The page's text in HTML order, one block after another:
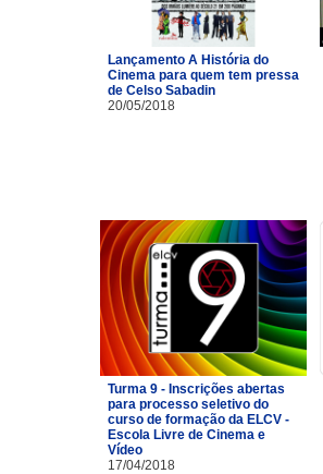
Lançamento A História do
Cinema para quem tem pressa
de Celso Sabadin
20/05/2018
Turma 9 - Inscrições abertas
para processo seletivo do
curso de formação da ELCV -
Escola Livre de Cinema e
Vídeo
17/04/2018